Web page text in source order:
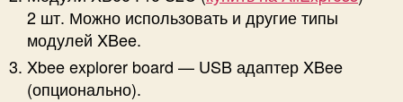
2 шт. Можно использовать и другие типы
модулей XBee.
Xbee explorer board — USB адаптер XBee
(опционально).